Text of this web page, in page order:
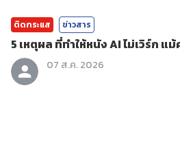
ติดกระแส ข่าวสาร
5 เหตุผล ที่ทำให้หนัง AI ไม่เวิร์ก
07 ส.ค. 2026